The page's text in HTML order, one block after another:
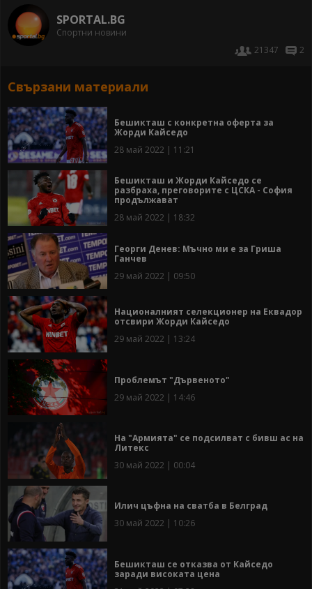
SPORTAL.BG
Спортни новини
21347
2
Свързани материали
Бешикташ с конкретна оферта за
Жорди Кайседо
28 май 2022 | 11:21
Бешикташ и Жорди Кайседо се
разбраха, преговорите с ЦСКА - София
продължават
28 май 2022 | 18:32
Георги Денев: Мъчно ми е за Гриша
Ганчев
29 май 2022 | 09:50
Националният селекционер на Еквадор
отсвири Жорди Кайседо
29 май 2022 | 13:24
Проблемът "Дървеното"
29 май 2022 | 14:46
На "Армията" се подсилват с бивш ас на
Литекс
30 май 2022 | 00:04
Илич цъфна на сватба в Белград
30 май 2022 | 10:26
Бешикташ се отказва от Кайседо
заради високата цена